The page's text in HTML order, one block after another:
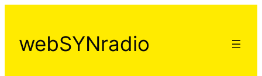
contenu
webSYNradio